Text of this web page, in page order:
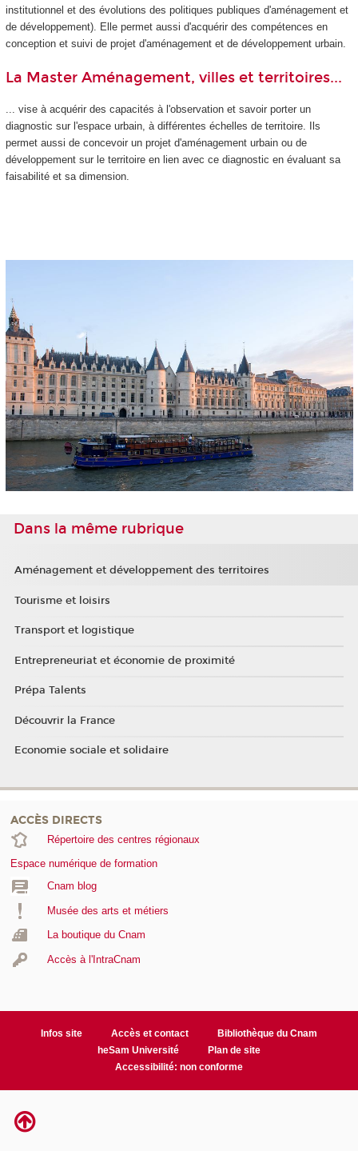
institutionnel et des évolutions des politiques publiques d'aménagement et
de développement). Elle permet aussi d'acquérir des compétences en
conception et suivi de projet d'aménagement et de développement urbain.
La Master Aménagement, villes et territoires...
... vise à acquérir des capacités à l'observation et savoir porter un
diagnostic sur l'espace urbain, à différentes échelles de territoire. Ils
permet aussi de concevoir un projet d'aménagement urbain ou de
développement sur le territoire en lien avec ce diagnostic en évaluant sa
faisabilité et sa dimension.
Dans la même rubrique
Aménagement et développement des territoires
Tourisme et loisirs
Transport et logistique
Entrepreneuriat et économie de proximité
Prépa Talents
Découvrir la France
Economie sociale et solidaire
ACCÈS DIRECTS
Répertoire des centres régionaux
Espace numérique de formation
Cnam blog
Musée des arts et métiers
La boutique du Cnam
Accès à l'IntraCnam
Infos site Accès et contact
Bibliothèque du Cnam
heSam Université
Plan de site
Accessibilité: non conforme